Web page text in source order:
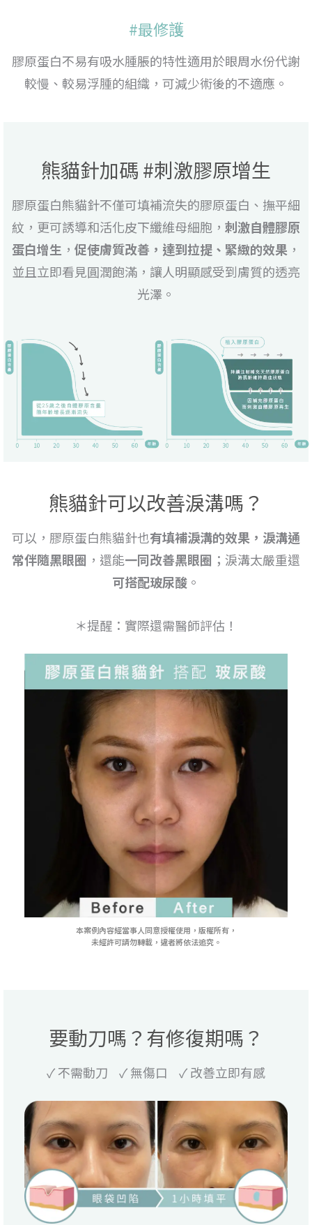
#最修護
膠原蛋白不易有吸水腫脹的特性適用於眼周水份代謝
較慢、較易浮腫的組織，可減少術後的不適應。
熊貓針加碼 #刺激膠原增生
膠原蛋白熊貓針不僅可填補流失的膠原蛋白、撫平細
紋，更可誘導和活化皮下纖維母細胞， 刺激自體膠原
蛋白增生 ， 促使膚質改善，達到拉提、緊緻的效果 ，
並且立即看見圓潤飽滿，讓人明顯感受到膚質的透亮
光澤。
熊貓針可以改善淚溝嗎？
可以，膠原蛋白熊貓針也有填補淚溝的效果，淚溝通
常伴隨黑眼圈 ，還能一同改善黑眼圈 ；淚溝太嚴重還
可搭配玻尿酸 。
＊提醒：實際還需醫師評估！
本案例內容經當事人同意授權使用，版權所有，
未經許可請勿轉載，違者將依法追究。
要動刀嗎？有修復期嗎？
✓ 不需動刀 ✓ 無傷口 ✓ 改善立即有感